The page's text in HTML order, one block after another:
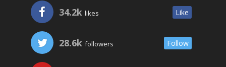
34.2k likes Like
28.6k followers Follow